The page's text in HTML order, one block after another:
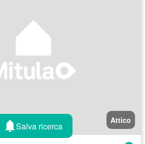
Attico
Salva ricerca